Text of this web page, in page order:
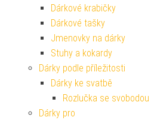
Dárkové krabičky
Dárkové tašky
Jmenovky na dárky
Stuhy a kokardy
Dárky podle příležitosti
Dárky ke svatbě
Rozlučka se svobodou
Dárky pro